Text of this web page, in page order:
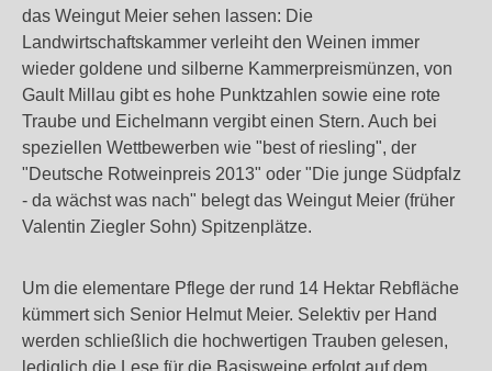
das Weingut Meier sehen lassen: Die
Landwirtschaftskammer verleiht den Weinen immer
wieder goldene und silberne Kammerpreismünzen, von
Gault Millau gibt es hohe Punktzahlen sowie eine rote
Traube und Eichelmann vergibt einen Stern. Auch bei
speziellen Wettbewerben wie "best of riesling", der
"Deutsche Rotweinpreis 2013" oder "Die junge Südpfalz
- da wächst was nach" belegt das Weingut Meier (früher
Valentin Ziegler Sohn) Spitzenplätze.
Um die elementare Pflege der rund 14 Hektar Rebfläche
kümmert sich Senior Helmut Meier. Selektiv per Hand
werden schließlich die hochwertigen Trauben gelesen,
lediglich die Lese für die Basisweine erfolgt auf dem